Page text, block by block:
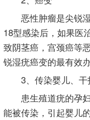
恶性肿瘤是尖锐
18型感染后，如果医
致阴茎癌，宫颈癌等
锐湿疣癌变的最有效办
3、传染婴儿、
患生殖道疣的孕
能被传染，引起婴儿